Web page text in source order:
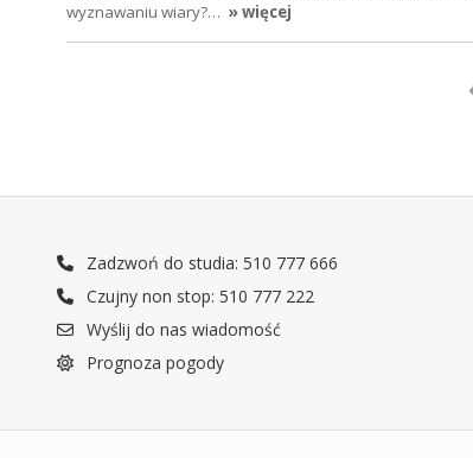
wyznawaniu wiary?… » więcej
Zadzwoń do studia: 510 777 666
Czujny non stop: 510 777 222
Wyślij do nas wiadomość
Prognoza pogody